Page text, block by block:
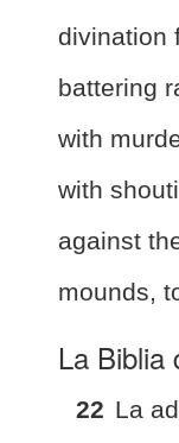
divination
battering
with
with
against
mounds,
La Biblia
22 La